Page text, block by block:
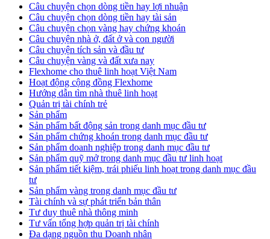
Câu chuyện chọn dòng tiền hay lợi nhuận
Câu chuyện chọn dòng tiền hay tài sản
Câu chuyện chọn vàng hay chứng khoán
Câu chuyện nhà ở, đất ở và con người
Câu chuyện tích sản và đầu tư
Câu chuyện vàng và đất xưa nay
Flexhome cho thuê linh hoạt Việt Nam
Hoạt động cộng đồng Flexhome
Hướng dẫn tìm nhà thuê linh hoạt
Quản trị tài chính trẻ
Sản phẩm
Sản phẩm bất động sản trong danh mục đầu tư
Sản phẩm chứng khoán trong danh mục đầu tư
Sản phẩm doanh nghiệp trong danh mục đầu tư
Sản phẩm quỹ mở trong danh mục đầu tư linh hoạt
Sản phẩm tiết kiệm, trái phiếu linh hoạt trong danh mục đầu
tư
Sản phẩm vàng trong danh mục đầu tư
Tài chính và sự phát triển bản thân
Tư duy thuê nhà thông minh
Tư vấn tổng hợp quản trị tài chính
Đa dạng nguồn thu Doanh nhân